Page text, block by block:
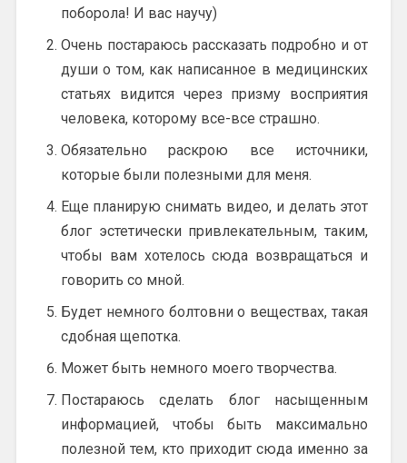
поборола! И вас научу)
Очень постараюсь рассказать подробно и от
души о том, как написанное в медицинских
статьях видится через призму восприятия
человека, которому все-все страшно.
Обязательно раскрою все источники,
которые были полезными для меня.
Еще планирую снимать видео, и делать этот
блог эстетически привлекательным, таким,
чтобы вам хотелось сюда возвращаться и
говорить со мной.
Будет немного болтовни о веществах, такая
сдобная щепотка.
Может быть немного моего творчества.
Постараюсь сделать блог насыщенным
информацией, чтобы быть максимально
полезной тем, кто приходит сюда именно за